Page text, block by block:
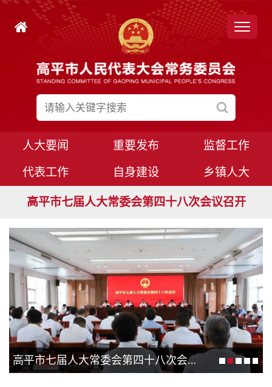
人大要闻 重要发布
监督工作
代表工作
自身建设
乡镇人大
高平市七届人大八次会议胜利闭幕
高平市七届人大常委会第四十九次会议召开
高平市七届人大常委会第四十八次会议召开
高平市七届人大常委会第四十八次会议召开